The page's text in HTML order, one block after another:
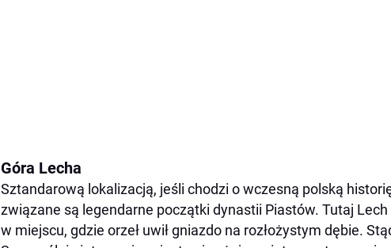
Góra Lecha
Sztandarową lokalizacją, jeśli chodzi o wczesną polską
związane są legendarne początki dynastii Piastów. Tutaj Lech
w miejscu, gdzie orzeł uwił gniazdo na rozłożystym dębie.